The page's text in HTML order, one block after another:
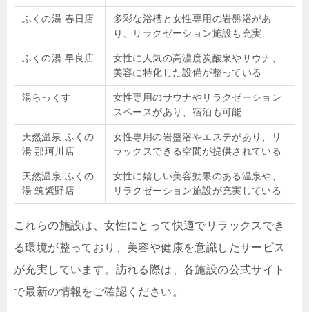
ふくの湯 春日店
多彩な浴槽と女性専用の岩盤浴があ
り、リラクゼーション施設も充実
ふくの湯 早良店
女性に人気の高濃度炭酸泉やサウナ、
美容に特化した設備が整っている
湯らっくす
女性専用のサウナやリラクゼーション
スペースがあり、宿泊も可能
天然温泉 ふくの
湯 那珂川店
女性専用の岩盤浴やエステがあり、リ
ラックスできる空間が提供されている
天然温泉 ふくの
湯 筑紫野店
女性に嬉しい美容効果のある温泉や、
リラクゼーション施設が充実している
これらの施設は、女性にとって快適でリラックスでき
る環境が整っており、美容や健康を意識したサービス
が充実しています。訪れる際は、各施設の公式サイト
で最新の情報をご確認ください。